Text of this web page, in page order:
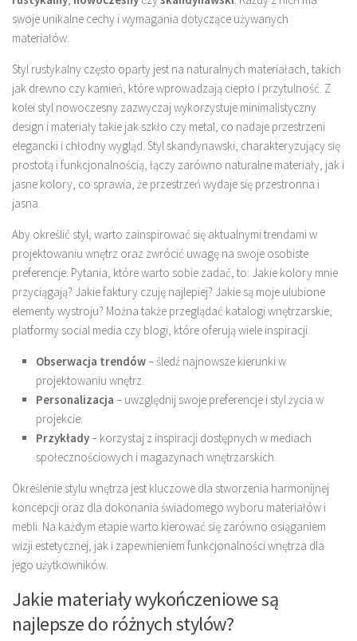
swoje unikalne cechy i wymagania dotyczące używanych
materiałów.
Styl rustykalny często oparty jest na naturalnych materiałach, takich
jak drewno czy kamień, które wprowadzają ciepło i przytulność. Z
kolei styl nowoczesny zazwyczaj wykorzystuje minimalistyczny
design i materiały takie jak szkło czy metal, co nadaje przestrzeni
elegancki i chłodny wygląd. Styl skandynawski, charakteryzujący się
prostotą i funkcjonalnością, łączy zarówno naturalne materiały, jak i
jasne kolory, co sprawia, że przestrzeń wydaje się przestronna i
jasna.
Aby określić styl, warto zainspirować się aktualnymi trendami w
projektowaniu wnętrz oraz zwrócić uwagę na swoje osobiste
preferencje. Pytania, które warto sobie zadać, to: Jakie kolory mnie
przyciągają? Jakie faktury czuję najlepiej? Jakie są moje ulubione
elementy wystroju? Można także przeglądać katalogi wnętrzarskie,
platformy social media czy blogi, które oferują wiele inspiracji.
Obserwacja trendów– śledź najnowsze kierunki w
projektowaniu wnętrz.
Personalizacja – uwzględnij swoje preferencje i styl życia w
projekcie.
Przykłady– korzystaj z inspiracji dostępnych w mediach
społecznościowych i magazynach wnętrzarskich.
Określenie stylu wnętrza jest kluczowe dla stworzenia harmonijnej
koncepcji oraz dla dokonania świadomego wyboru materiałów i
mebli. Na każdym etapie warto kierować się zarówno osiąganiem
wizji estetycznej, jak i zapewnieniem funkcjonalności wnętrza dla
jego użytkowników.
Jakie materiały wykończeniowe są
najlepsze do różnych stylów?